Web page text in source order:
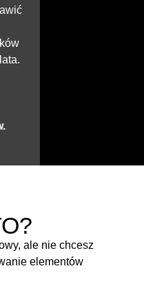
ale nie chcesz
elementów